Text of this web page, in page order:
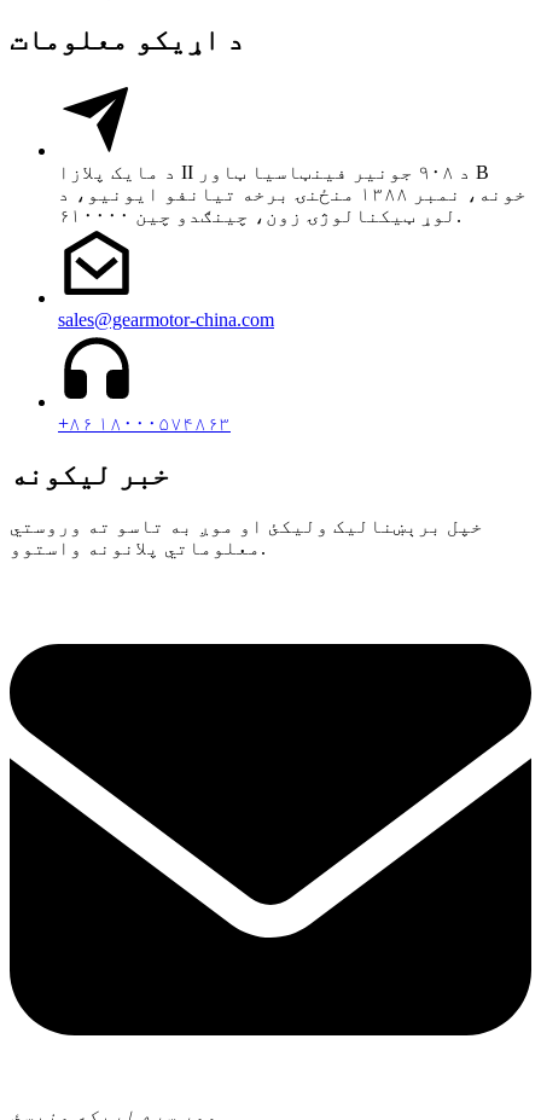
د اړیکو معلومات
د مایک پلازا II د ۹۰۸ جونیر فینټاسیا ټاور B
خونه، نمبر ۱۳۸۸ منځنۍ برخه تیانفو ایونیو، د
لوړ ټیکنالوژۍ زون، چینګدو چین ۶۱۰۰۰۰.
sales@gearmotor-china.com
+۸۶ ۱۸۰۰۰۵۷۴۸۶۳
خبر لیکونه
خپل برېښنالیک ولیکئ او موږ به تاسو ته وروستي
معلوماتي پلانونه واستوو.